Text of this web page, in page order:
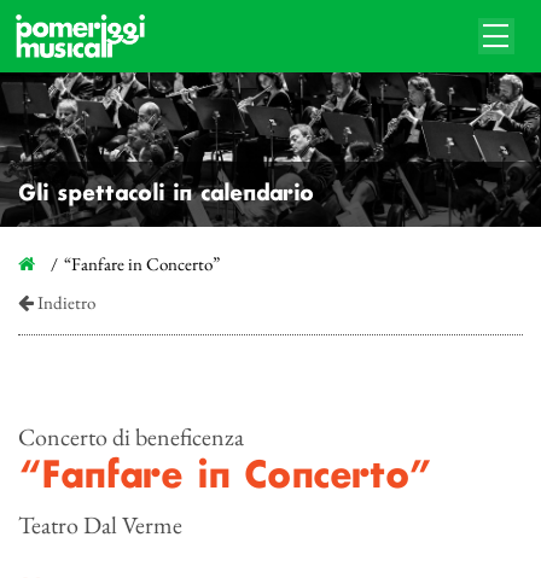
Gli spettacoli in calendario
“Fanfare in Concerto”
Indietro
Concerto di beneficenza
“Fanfare in Concerto”
Teatro Dal Verme